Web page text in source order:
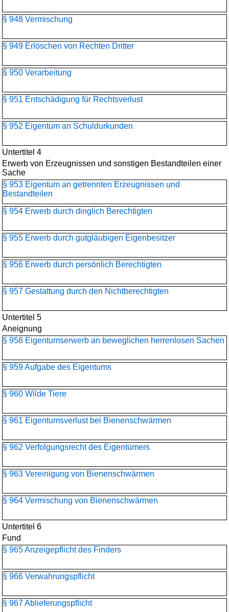
§ 948 Vermischung
§ 949 Erlöschen von Rechten Dritter
§ 950 Verarbeitung
§ 951 Entschädigung für Rechtsverlust
§ 952 Eigentum an Schuldurkunden
Untertitel 4
Erwerb von Erzeugnissen und sonstigen Bestandteilen einer
Sache
§ 953 Eigentum an getrennten Erzeugnissen und
Bestandteilen
§ 954 Erwerb durch dinglich Berechtigten
§ 955 Erwerb durch gutgläubigen Eigenbesitzer
§ 956 Erwerb durch persönlich Berechtigten
§ 957 Gestattung durch den Nichtberechtigten
Untertitel 5
Aneignung
§ 958 Eigentumserwerb an beweglichen herrenlosen Sachen
§ 959 Aufgabe des Eigentums
§ 960 Wilde Tiere
§ 961 Eigentumsverlust bei Bienenschwärmen
§ 962 Verfolgungsrecht des Eigentümers
§ 963 Vereinigung von Bienenschwärmen
§ 964 Vermischung von Bienenschwärmen
Untertitel 6
Fund
§ 965 Anzeigepflicht des Finders
§ 966 Verwahrungspflicht
§ 967 Ablieferungspflicht